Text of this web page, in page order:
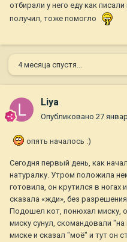
отбирали у него еду как
получил, тоже помогло
4 месяца спустя...
Liya
Опубликовано 27
опять началось :)
Сегодня первый день, как
натуралку. Утром положила
готовила, он крутился в ногах
сказала «жди», без
Подошел кот, понюхал миску,
миску сунул, скомандовали
миске и сказал "моё" и тут он